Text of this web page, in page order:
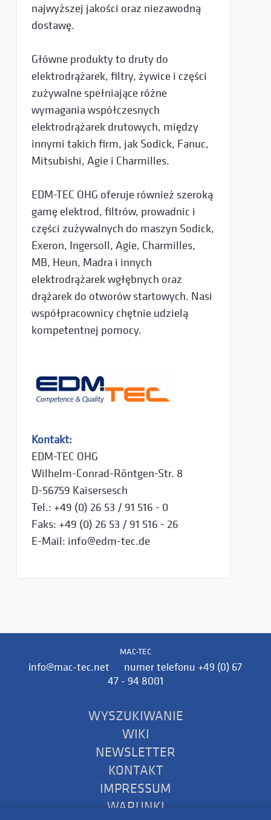
najwyższej jakości oraz niezawodną
dostawę.
Główne produkty to druty do
elektrodrążarek, filtry, żywice i części
zużywalne spełniające różne
wymagania współczesnych
elektrodrążarek drutowych, między
innymi takich firm, jak Sodick, Fanuc,
Mitsubishi, Agie i Charmilles.
EDM-TEC OHG oferuje również szeroką
gamę elektrod, filtrów, prowadnic i
części zużywalnych do maszyn Sodick,
Exeron, Ingersoll, Agie, Charmilles,
MB, Heun, Madra i innych
elektrodrążarek wgłębnych oraz
drążarek do otworów startowych. Nasi
współpracownicy chętnie udzielą
kompetentnej pomocy.
Kontakt:
EDM-TEC OHG
Wilhelm-Conrad-Röntgen-Str. 8
D-56759 Kaisersesch
Tel.: +49 (0) 26 53 / 91 516 - 0
Faks: +49 (0) 26 53 / 91 516 - 26
E-Mail: info@edm-tec.de
MAC-TEC
info@mac-tec.net numer telefonu +49 (0) 67
47 - 94 8001
WYSZUKIWANIE
WIKI
NEWSLETTER
KONTAKT
IMPRESSUM
WARUNKI